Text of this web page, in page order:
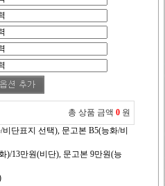
총 상품 금액 0 원
단표지 선택), 문고본 B5(능화/비
)/13만원(비단), 문고본 9만원(능